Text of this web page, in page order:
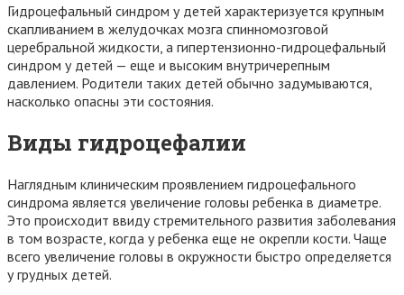
Гидроцефальный синдром у детей характеризуется крупным
скапливанием в желудочках мозга спинномозговой
церебральной жидкости, а гипертензионно-гидроцефальный
синдром у детей — еще и высоким внутричерепным
давлением. Родители таких детей обычно задумываются,
насколько опасны эти состояния.
Виды гидроцефалии
Наглядным клиническим проявлением гидроцефального
синдрома является увеличение головы ребенка в диаметре.
Это происходит ввиду стремительного развития заболевания
в том возрасте, когда у ребенка еще не окрепли кости. Чаще
всего увеличение головы в окружности быстро определяется
у грудных детей.